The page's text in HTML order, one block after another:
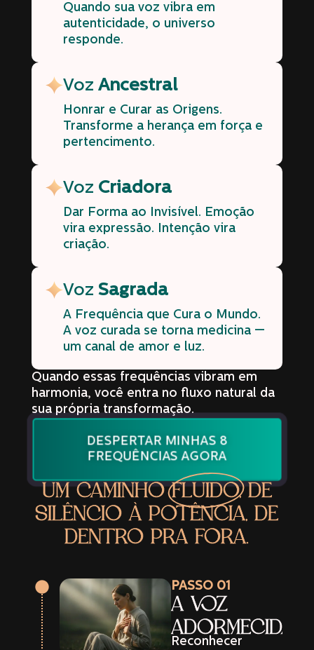
Quando sua voz vibra em
autenticidade, o universo
responde.
Voz Ancestral
Honrar e Curar as Origens.
Transforme a herança em força e
pertencimento.
Voz Criadora
Dar Forma ao Invisível. Emoção
vira expressão. Intenção vira
criação.
Voz Sagrada
A Frequência que Cura o Mundo.
A voz curada se torna medicina —
um canal de amor e luz.
Quando essas frequências vibram em
harmonia, você entra no fluxo natural da
sua própria transformação.
DESPERTAR MINHAS 8
FREQUÊNCIAS AGORA
UM CAMINHOFLUIDO,DE
SILÊNCIO À POTÊNCIA, DE
DENTRO PRA FORA.
PASSO 01
A VOZ
ADORMECIDA
Reconhecer